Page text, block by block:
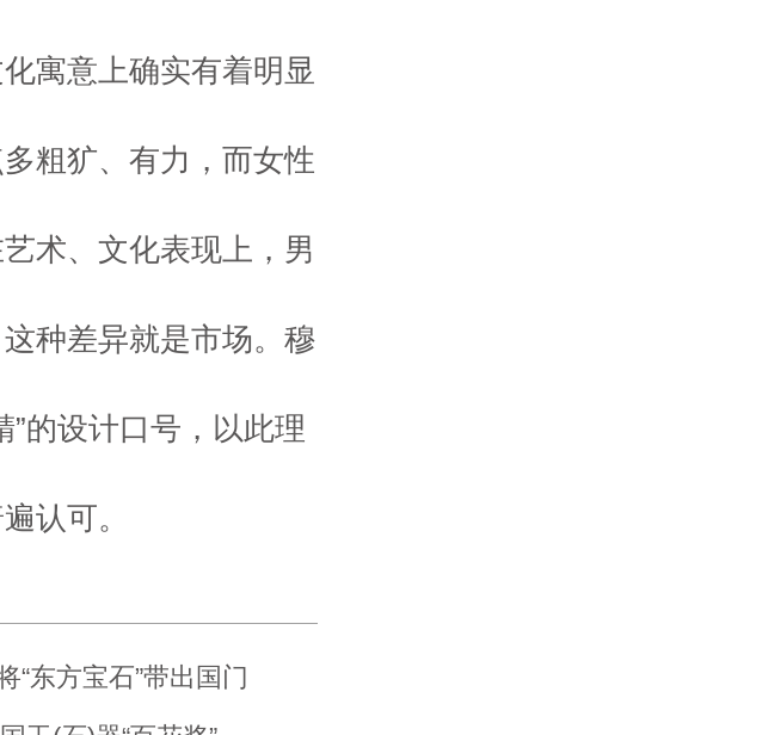
寓意上确实有着明显
粗犷、有力，而女性
术、文化表现上，男
种差异就是市场。穆
的设计口号，以此理
认可。
“东方宝石”带出国门